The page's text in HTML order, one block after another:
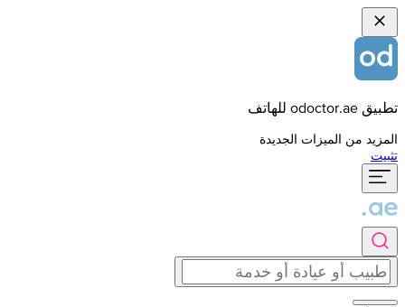
تطبيق odoctor.ae للهاتف
المزيد من الميزات الجديدة
تثبيت